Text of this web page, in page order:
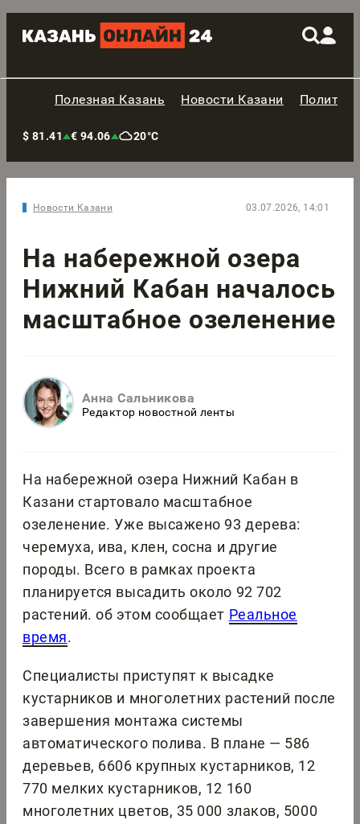
Полезная Казань Новости Казани
$ 81.41 € 94.06 20°C
Новости Казани 03.07.2026, 14:01
На набережной озера
Нижний Кабан началось
масштабное озеленение
Анна Сальникова
Редактор новостной ленты
На набережной озера Нижний Кабан в
Казани стартовало масштабное
озеленение. Уже высажено 93 дерева:
черемуха, ива, клен, сосна и другие
породы. Всего в рамках проекта
планируется высадить около 92 702
растений. об этом сообщает Реальное
время.
Специалисты приступят к высадке
кустарников и многолетних растений после
завершения монтажа системы
автоматического полива. В плане — 586
деревьев, 6606 крупных кустарников, 12
770 мелких кустарников, 12 160
многолетних цветов, 35 000 злаков, 5000